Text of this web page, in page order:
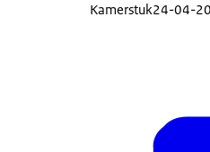
Kamerstuk24-04-